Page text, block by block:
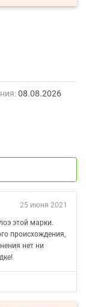
08.08.2026
25 июня 2021
этой марки.
происхождения,
нет ни